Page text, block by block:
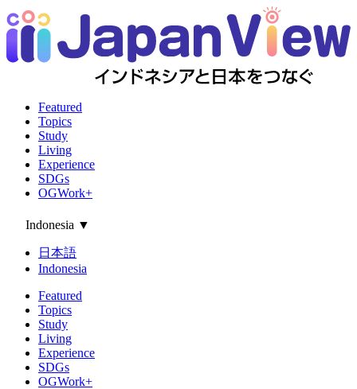
Featured
Topics
Study
Living
Experience
SDGs
OGWork+
Indonesia ▼
日本語
Indonesia
Featured
Topics
Study
Living
Experience
SDGs
OGWork+